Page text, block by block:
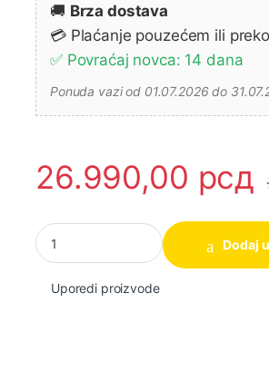
🚚 Brza dostava
💳 Plaćanje pouzećem ili
✅ Povraćaj novca: 14 dana
Ponuda vazi od 01.07.2026 do
26.990,00 рсд
Akumulatorska bušilica odvrtač BS 18
Dodaj
Uporedi proizvode